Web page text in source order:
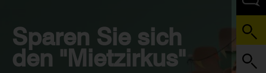
Sparen Sie sich
den "Mietzirkus"